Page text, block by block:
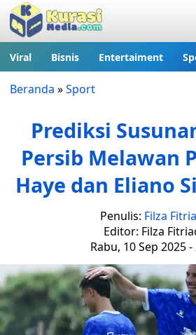
Viral Bisnis Entertaiment
Beranda »Sport
Prediksi
Persib Melawan
Haye dan Eliano
Penulis: Filza
Editor: Filza
Rabu, 10 Sep 2025 -